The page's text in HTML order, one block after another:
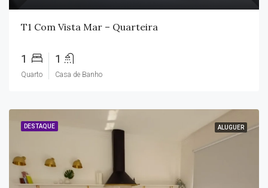
T1 Com Vista Mar – Quarteira
1
Quarto
1
Casa de Banho
DESTAQUE ALUGUER